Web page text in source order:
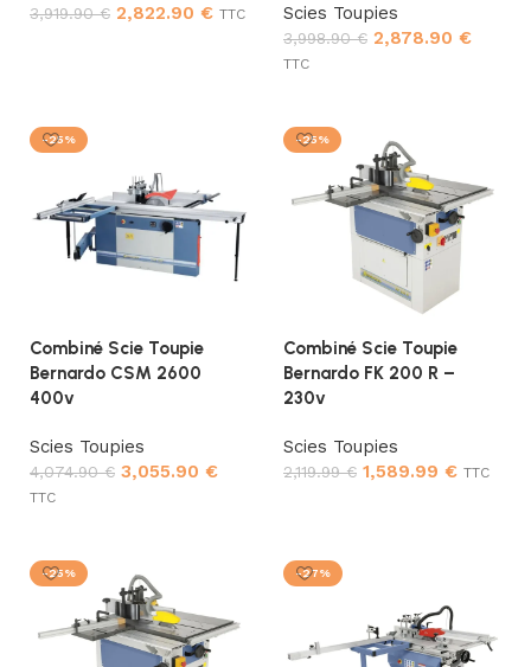
3,919.90€ 2,822.90 € TTC
Scies Toupies
3,998.90€ 2,878.90 €
TTC
-25%
Combiné Scie Toupie
Bernardo CSM 2600
400v
Scies Toupies
4,074.90€ 3,055.90 €
TTC
-25%
Combiné Scie Toupie
Bernardo FK 200 R –
230v
Scies Toupies
2,119.99€ 1,589.99 € TTC
-25% -27%